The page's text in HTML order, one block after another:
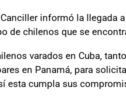
informó la llegada
de chilenos que se
varados en Cuba,
en Panamá, para
esta cumpla sus